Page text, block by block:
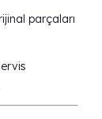
parçaları